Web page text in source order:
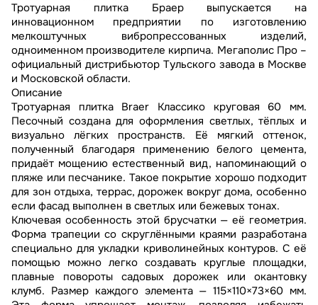
Тротуарная плитка Браер выпускается на
инновационном предприятии по изготовлению
мелкоштучных вибропрессованных изделий,
одноименном производителе кирпича. Мегаполис Про –
официальный дистрибьютор Тульского завода в Москве
и Московской области.
Описание
Тротуарная плитка Braer Классико круговая 60 мм.
Песочный создана для оформления светлых, тёплых и
визуально лёгких пространств. Её мягкий оттенок,
полученный благодаря применению белого цемента,
придаёт мощению естественный вид, напоминающий о
пляже или песчанике. Такое покрытие хорошо подходит
для зон отдыха, террас, дорожек вокруг дома, особенно
если фасад выполнен в светлых или бежевых тонах.
Ключевая особенность этой брусчатки — её геометрия.
Форма трапеции со скруглёнными краями разработана
специально для укладки криволинейных контуров. С её
помощью можно легко создавать круглые площадки,
плавные повороты садовых дорожек или окантовку
клумб. Размер каждого элемента — 115×110×73×60 мм.